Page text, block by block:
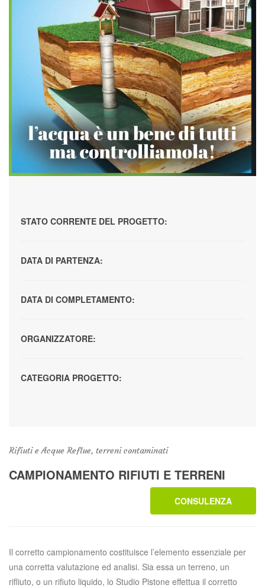
STATO CORRENTE DEL PROGETTO:
DATA DI PARTENZA:
DATA DI COMPLETAMENTO:
ORGANIZZATORE:
CATEGORIA PROGETTO:
Rifiuti e Acque Reflue, terreni contaminati
CAMPIONAMENTO RIFIUTI E TERRENI
CONSULENZA
Il corretto campionamento costituisce l’elemento essenziale per
una corretta valutazione ed analisi. Sia essa un terreno, un
rifliuto, o un rifiuto liquido, lo Studio Pistone effettua il corretto